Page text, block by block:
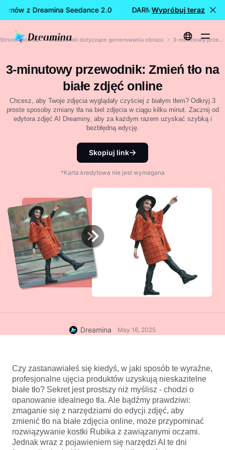
z Dreamina Seedance 2.0 DARMOWE tworzenie
Wypróbuj teraz
Strona główna Wskazówki dotyczące generowania obrazu 3-minutowy przewodnik: Zmień tło na białe zdjęć online
3-minutowy przewodnik: Zmień tło na
białe zdjęć online
Chcesz, aby Twoje zdjęcia wyglądały czyściej z białym tłem? Odkryj 3
proste sposoby zmiany tła na biel zdjęcia w ciągu kilku minut. Zacznij od
edytora zdjęć AI Dreaminy, aby za każdym razem uzyskać szybką i
bezbłędną edycję.
Skopiuj link
*Karta kredytowa nie jest wymagana
Dreamina May 16, 2025
Czy zastanawiałeś się kiedyś, w jaki sposób te wyraźne,
profesjonalne ujęcia produktów uzyskują nieskazitelne
białe tło? Sekret jest prostszy niż myślisz - chodzi o
opanowanie idealnego tła. Ale bądźmy prawdziwi:
zmaganie się z narzędziami do edycji zdjęć, aby
zmienić tło na białe zdjęcia online, może przypominać
rozwiązywanie kostki Rubika z zawiązanymi oczami.
Jednak wraz z pojawieniem się narzędzi AI te dni